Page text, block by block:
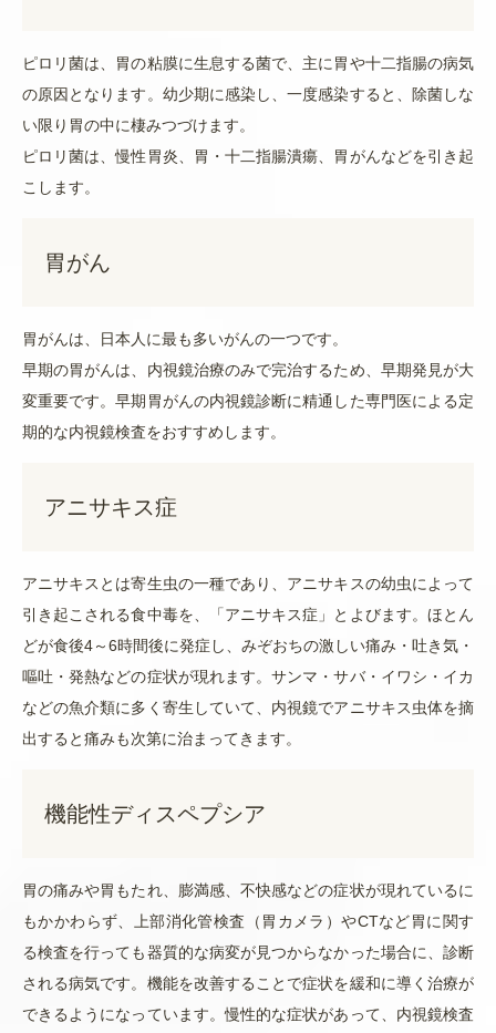
ピロリ菌は、胃の粘膜に生息する菌で、主に胃や十二指腸の病気
の原因となります。幼少期に感染し、一度感染すると、除菌しな
い限り胃の中に棲みつづけます。
ピロリ菌は、慢性胃炎、胃・十二指腸潰瘍、胃がんなどを引き起
こします。
胃がん
胃がんは、日本人に最も多いがんの一つです。
早期の胃がんは、内視鏡治療のみで完治するため、早期発見が大
変重要です。早期胃がんの内視鏡診断に精通した専門医による定
期的な内視鏡検査をおすすめします。
アニサキス症
アニサキスとは寄生虫の一種であり、 アニサキスの幼虫によって
引き起こされる食中毒を、「アニサキス症」とよびます。 ほとん
どが食後4～6時間後に発症し、みぞおちの激しい痛み・吐き気・
嘔吐・発熱などの症状が現れます。サンマ・サバ・イワシ・イカ
などの魚介類に多く寄生していて、内視鏡でアニサキス虫体を摘
出すると痛みも次第に治まってきます。
機能性ディスペプシア
胃の痛みや胃もたれ、膨満感、不快感などの症状が現れているに
もかかわらず、上部消化管検査（胃カメラ）やCTなど胃に関す
る検査を行っても器質的な病変が見つからなかった場合に、診断
される病気です。機能を改善することで症状を緩和に導く治療が
できるようになっています。慢性的な症状があって、内視鏡検査